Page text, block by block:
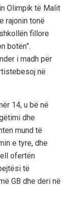
Olimpik të Malit
rajonin tonë
fillore
botën”.
i madh për
ebesoj në
14, u bë në
dhe
mund të
e tyre, dhe
ofertën
të
GB dhe deri në